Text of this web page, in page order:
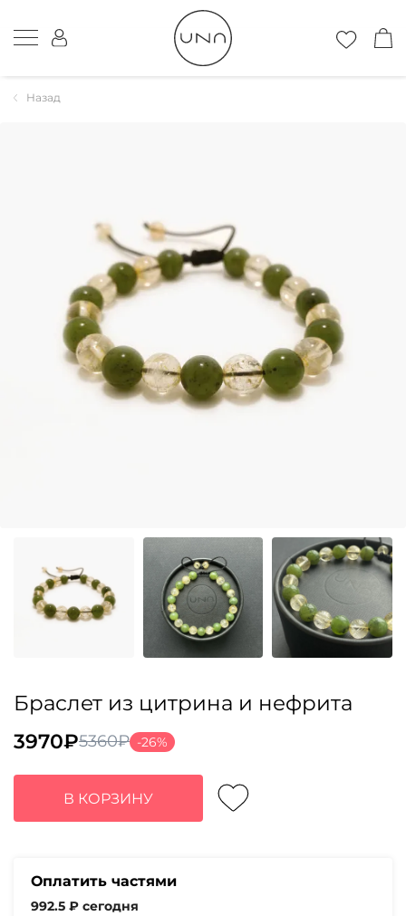
Назад
Браслет из цитрина и нефрита
5360₽
Первоначальная
цена
составляла
5360₽.
3970₽
Текущая
цена:
3970₽.
-26%
В КОРЗИНУ
Оплатить частями
992.5 ₽ сегодня